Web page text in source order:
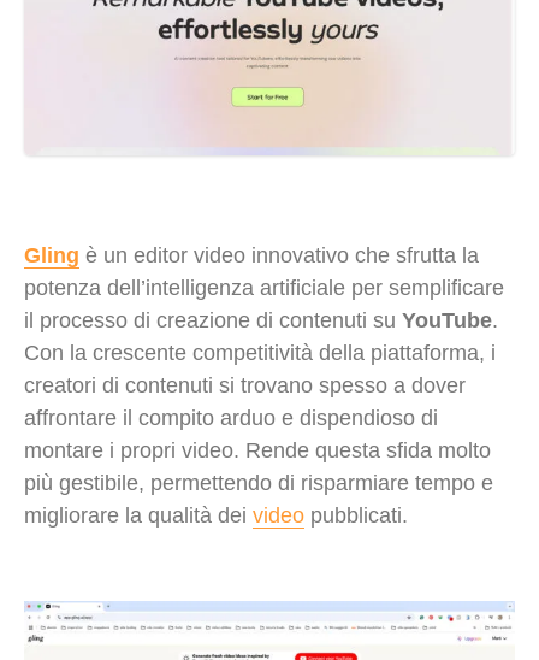
Gling è un editor video innovativo che sfrutta la
potenza dell’intelligenza artificiale per semplificare
il processo di creazione di contenuti su YouTube.
Con la crescente competitività della piattaforma, i
creatori di contenuti si trovano spesso a dover
affrontare il compito arduo e dispendioso di
montare i propri video. Rende questa sfida molto
più gestibile, permettendo di risparmiare tempo e
migliorare la qualità dei video pubblicati.